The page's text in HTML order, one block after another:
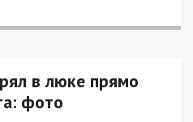
в люке прямо
фото